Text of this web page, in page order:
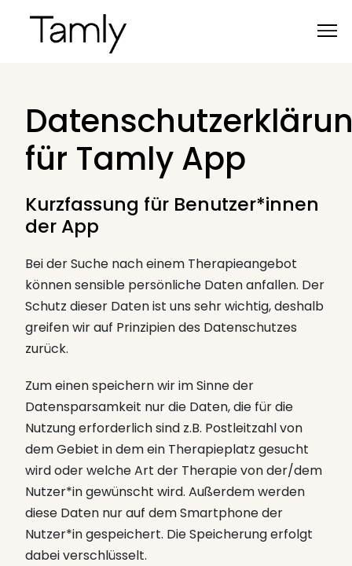
für Tamly App
Kurzfassung für Benutzer*innen
der App
Bei der Suche nach einem Therapieangebot
können sensible persönliche Daten anfallen. Der
Schutz dieser Daten ist uns sehr wichtig, deshalb
greifen wir auf Prinzipien des Datenschutzes
zurück.
Zum einen speichern wir im Sinne der
Datensparsamkeit nur die Daten, die für die
Nutzung erforderlich sind z.B. Postleitzahl von
dem Gebiet in dem ein Therapieplatz gesucht
wird oder welche Art der Therapie von der/dem
Nutzer*in gewünscht wird. Außerdem werden
diese Daten nur auf dem Smartphone der
Nutzer*in gespeichert. Die Speicherung erfolgt
dabei verschlüsselt.